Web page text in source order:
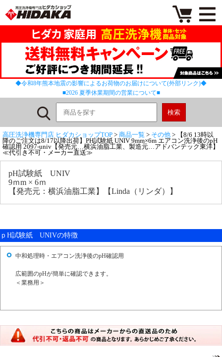
◆令和8年熊本地震の影響によるお荷物のお届けについて(外部リンク)◆
■2026 夏季休業期間の営業について■
高圧洗浄機専門店 ヒダカショップTOP > 商品一覧 > その他 > 【8/6 13時以
降のご注文は8/17以降出荷】PH試験紙 UNIV 9mm×6m エアコン洗浄後のpH
確認用 2097-univ【発売元…横浜油脂工業、製造元…アドバンテック東洋】
≪代引き不可・メーカー直送≫
pH試験紙 UNIV
9ｍm × 6ｍ
【発売元：横浜油脂工業】【Linda（リンダ）】
ｐH試験紙 UNIVの特徴
中和処理時・エアコン洗浄後のpH確認用
広範囲のpHが簡単に確認できます。
＜業務用＞